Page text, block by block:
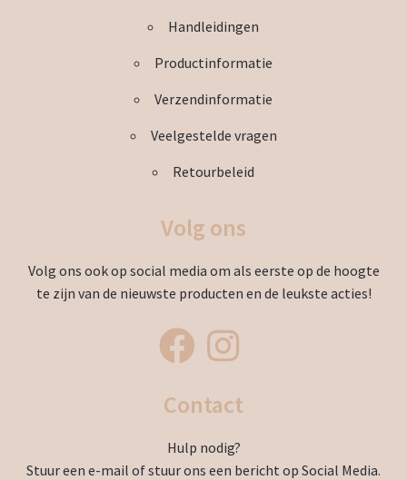
Handleidingen
Productinformatie
Verzendinformatie
Veelgestelde vragen
Retourbeleid
Volg ons
Volg ons ook op social media om als eerste op de hoogte
te zijn van de nieuwste producten en de leukste acties!
Contact
Hulp nodig?
Stuur een e-mail of stuur ons een bericht op Social Media.